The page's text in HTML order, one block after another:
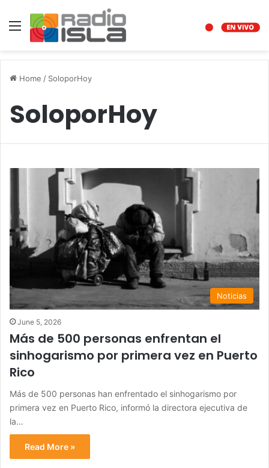
Menu
Home / SoloporHoy
SoloporHoy
Noticias
June 5, 2026
Más de 500 personas enfrentan el
sinhogarismo por primera vez en Puerto
Rico
Más de 500 personas han enfrentado el sinhogarismo por
primera vez en Puerto Rico, informó la directora ejecutiva de
la…
Read More »